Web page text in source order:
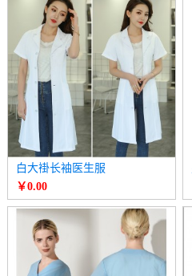
白大褂长袖医生服
￥0.00